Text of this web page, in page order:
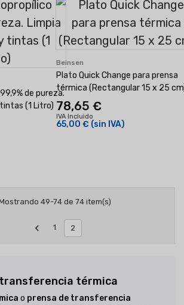
de pureza.
(1 Litro)
Beinsen
Plato Quick Change para prensa
térmica (Rectangular 15 x 25
78,65 €
IVA Incluido
65,00 € (sin IVA)
49-74 de 74 item(s)
 1 2
térmica
o prensa de transferencia